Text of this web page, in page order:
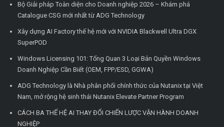
Bộ Giải pháp Toàn diện cho Doanh nghiệp 2026 – Khám phá
Catalogue CSG mới nhất từ ADG Technology
Xây dựng AI Factory thế hệ mới với NVIDIA Blackwell Ultra DGX
SuperPOD
Windows Licensing 101: Tổng Quan 3 Loại Bản Quyền Windows
Doanh Nghiệp Cần Biết (OEM, FPP/ESD, GGWA)
ADG Technology là Nhà phân phối chính thức của Nutanix tại Việt
Nam, mở rộng hệ sinh thái Nutanix Elevate Partner Program
CÁCH BA THẾ HỆ AI THAY ĐỔI CHIẾN LƯỢC VẬN HÀNH DOANH
NGHIỆP